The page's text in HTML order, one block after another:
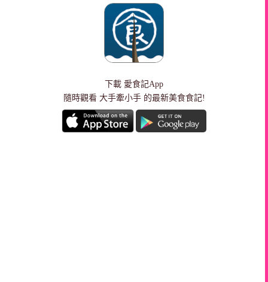
下載 愛食記App
隨時觀看 大手牽小手 的最新美食食記!